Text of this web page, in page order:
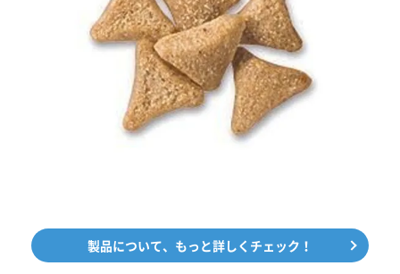
製品について、もっと詳しくチェック！